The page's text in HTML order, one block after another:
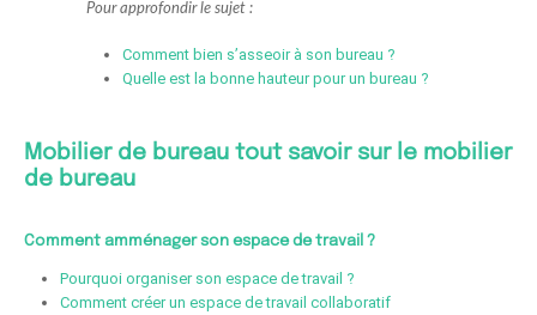
Pour approfondir le sujet :
Comment bien s’asseoir à son bureau ?
Quelle est la bonne hauteur pour un bureau ?
Mobilier de bureau tout savoir sur le mobilier
de bureau
Comment amménager son espace de travail ?
Pourquoi organiser son espace de travail ?
Comment créer un espace de travail collaboratif